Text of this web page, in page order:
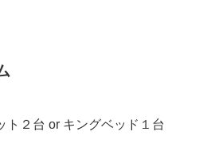
ト２台 or キングベッド１台